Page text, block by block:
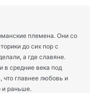
племена. Они со
до сих пор с
а где славяне.
в средние века под
что главнее любовь и
и раньше.